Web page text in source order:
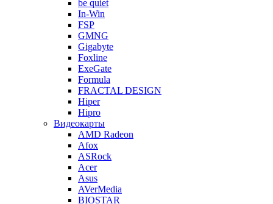
be quiet
In-Win
FSP
GMNG
Gigabyte
Foxline
ExeGate
Formula
FRACTAL DESIGN
Hiper
Hipro
Видеокарты
AMD Radeon
Afox
ASRock
Acer
Asus
AVerMedia
BIOSTAR